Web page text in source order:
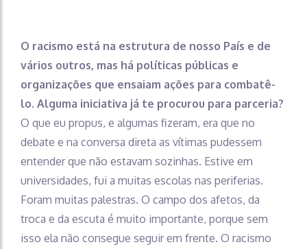
O racismo está na estrutura de nosso País e de
vários outros, mas há políticas públicas e
organizações que ensaiam ações para combatê-
lo. Alguma iniciativa já te procurou para parceria?
O que eu propus, e algumas fizeram, era que no
debate e na conversa direta as vítimas pudessem
entender que não estavam sozinhas. Estive em
universidades, fui a muitas escolas nas periferias.
Foram muitas palestras. O campo dos afetos, da
troca e da escuta é muito importante, porque sem
isso ela não consegue seguir em frente. O racismo